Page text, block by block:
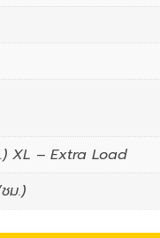
XL – Extra Load
ม.)